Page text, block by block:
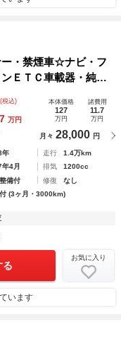
・禁煙車☆ナビ・フ
ＥＴＣ車載器・純正
ートヒーター・ブル
テアリングスイッチ
(税込)
7 万円
本体価格
127
万円
諸費用
11.7
万円
月々 28,000 円
年 走行
1.4万km
4月 排気
1200cc
備付 修復
なし
(3ヶ月・3000km)
る
お気に入り
います